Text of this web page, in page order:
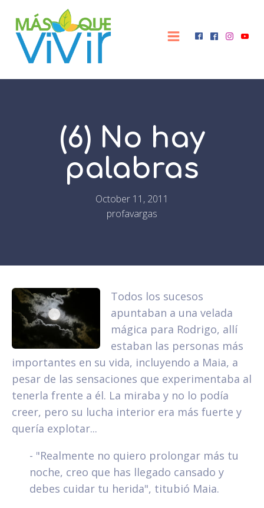
(6) No hay
palabras
October 11, 2011
profavargas
Todos los sucesos
apuntaban a una velada
mágica para Rodrigo, allí
estaban las personas más
importantes en su vida, incluyendo a Maia, a
pesar de las sensaciones que experimentaba al
tenerla frente a él. La miraba y no lo podía
creer, pero su lucha interior era más fuerte y
quería explotar...
- "Realmente no quiero prolongar más tu
noche, creo que has llegado cansado y
debes cuidar tu herida", titubió Maia.